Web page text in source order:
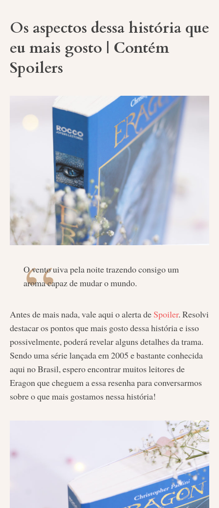
Os aspectos dessa história que
eu mais gosto | Contém
Spoilers
O vento uiva pela noite trazendo consigo um
aroma capaz de mudar o mundo.
Antes de mais nada, vale aqui o alerta de Spoiler. Resolvi
destacar os pontos que mais gosto dessa história e isso
possivelmente, poderá revelar alguns detalhes da trama.
Sendo uma série lançada em 2005 e bastante conhecida
aqui no Brasil, espero encontrar muitos leitores de
Eragon que cheguem a essa resenha para conversarmos
sobre o que mais gostamos nessa história!